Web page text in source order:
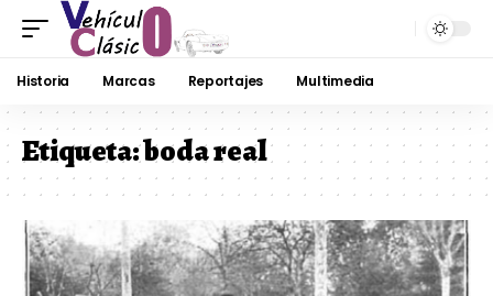
Historia Marcas Reportajes Multimedia
Etiqueta:boda real